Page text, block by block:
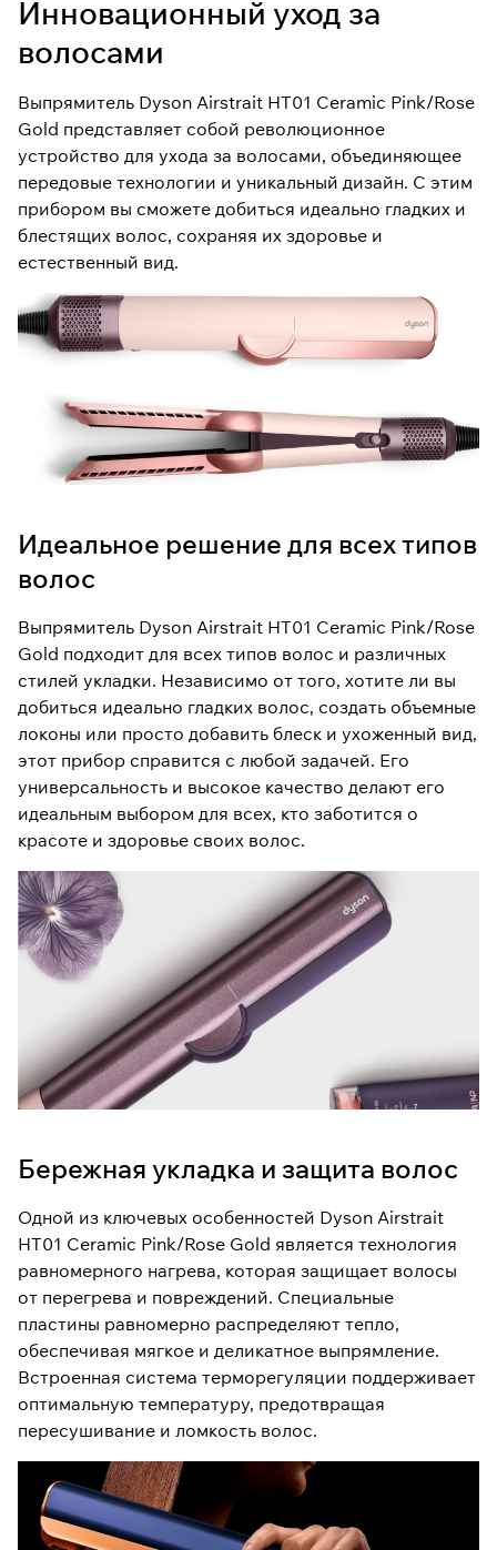
Инновационный уход за
волосами
Выпрямитель Dyson Airstrait HT01 Ceramic Pink/Rose
Gold представляет собой революционное
устройство для ухода за волосами, объединяющее
передовые технологии и уникальный дизайн. С этим
прибором вы сможете добиться идеально гладких и
блестящих волос, сохраняя их здоровье и
естественный вид.
Идеальное решение для всех типов
волос
Выпрямитель Dyson Airstrait HT01 Ceramic Pink/Rose
Gold подходит для всех типов волос и различных
стилей укладки. Независимо от того, хотите ли вы
добиться идеально гладких волос, создать объемные
локоны или просто добавить блеск и ухоженный вид,
этот прибор справится с любой задачей. Его
универсальность и высокое качество делают его
идеальным выбором для всех, кто заботится о
красоте и здоровье своих волос.
Бережная укладка и защита волос
Одной из ключевых особенностей Dyson Airstrait
HT01 Ceramic Pink/Rose Gold является технология
равномерного нагрева, которая защищает волосы
от перегрева и повреждений. Специальные
пластины равномерно распределяют тепло,
обеспечивая мягкое и деликатное выпрямление.
Встроенная система терморегуляции поддерживает
оптимальную температуру, предотвращая
пересушивание и ломкость волос.